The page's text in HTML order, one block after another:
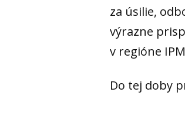
za úsilie,
výrazne
v regióne
Do tej doby